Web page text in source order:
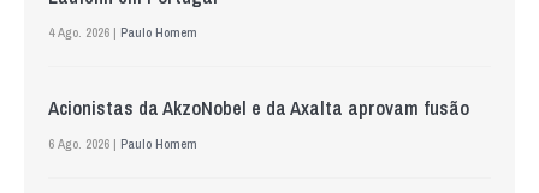
4 Ago. 2026 | Paulo Homem
Acionistas da AkzoNobel e da Axalta aprovam fusão
6 Ago. 2026 | Paulo Homem